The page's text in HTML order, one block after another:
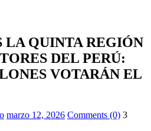
LA QUINTA REGIÓN
DEL PERÚ:
VOTARÁN EL
marzo 12, 2026 Comments (0) 3